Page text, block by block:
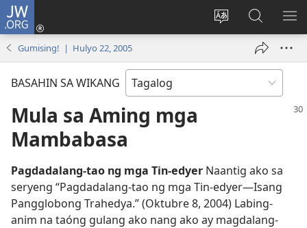
JW.ORG
Baguhin
ng
Mag-
log
bubukas
sa
JW.ORG
Gumising! | Hulyo 22, 2005
BASAHIN SA WIKANG
Mula sa Aming mga
Mambabasa
Pagdadalang-tao ng mga Tin-edyer Naantig ako sa
seryeng “Pagdadalang-tao ng mga Tin-edyer​—Isang
Pangglobong Trahedya.” (Oktubre 8, 2004) Labing-
anim na taóng gulang ako nang ako ay magdalang-